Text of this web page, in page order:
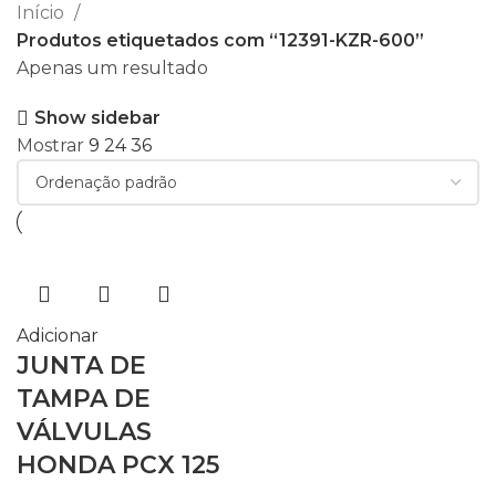
Início
Produtos etiquetados com “12391-KZR-600”
Apenas um resultado
Show sidebar
Mostrar 9 2436
Adicionar
JUNTA DE
TAMPA DE
VÁLVULAS
HONDA PCX 125